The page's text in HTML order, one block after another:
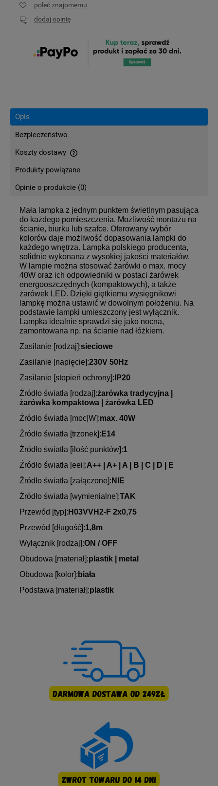
poleć znajomemu
dodaj opinię
Opis
Bezpieczeństwo
Koszty dostawy
Cena nie zawiera ewentualnych kosztów płatności
Produkty powiązane
Opinie o produkcie (0)
Mała lampka z jednym punktem świetlnym pasująca
do każdego pomieszczenia. Możliwość montażu na
ścianie, biurku lub szafce. Oferowany wybór
kolorów daje możliwość dopasowania lampki do
każdego wnętrza. Lampka polskiego producenta,
solidnie wykonana z wysokiej jakości materiałów.
W lampie można stosować żarówki o max. mocy
40W oraz ich odpowiedniki w postaci żarówek
energooszczędnych (kompaktowych), a także
żarówek LED. Dzięki giętkiemu wysięgnikowi
lampkę można ustawić w dowolnym położeniu. Na
podstawie lampki umieszczony jest wyłącznik.
Lampka idealnie sprawdzi się jako nocna,
zamontowana np. na ścianie nad łóżkiem.
Zasilanie [rodzaj]:sieciowe
Zasilanie [napięcie]:230V 50Hz
Zasilanie [stopień ochrony]: IP20
Źródło światła [rodzaj]:żarówka tradycyjna |
żarówka kompaktowa | żarówka LED
Źródło światła [moc|W]:max. 40W
Źródło światła [trzonek]: E14
Źródło światła [ilość punktów]:1
Źródło światła [eei]:A++ | A+ | A | B | C | D | E
Źródło światła [załączone]: NIE
Źródło światła [wymienialne]:TAK
Przewód [typ]: H03VVH2-F 2x0,75
Przewód [długość]:1,8m
Wyłącznik [rodzaj]:ON / OFF
Obudowa [materiał]:plastik | metal
Obudowa [kolor]: biała
Podstawa [materiał]:plastik